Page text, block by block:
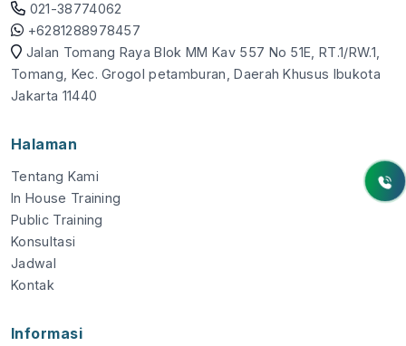
021-38774062
+6281288978457
Jalan Tomang Raya Blok MM Kav 557 No 51E, RT.1/RW.1,
Tomang, Kec. Grogol petamburan, Daerah Khusus Ibukota
Jakarta 11440
Halaman
Tentang Kami
In House Training
Public Training
Konsultasi
Jadwal
Kontak
Informasi